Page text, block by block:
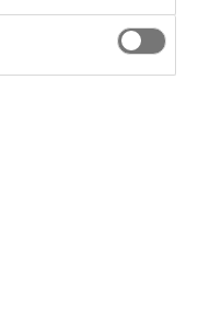
Gründen bei der
AG, Alter